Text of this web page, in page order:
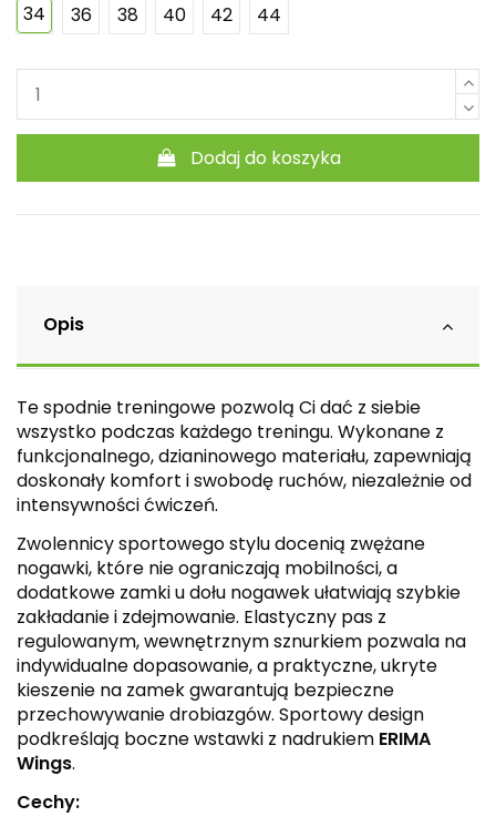
34
36 38 40 42 44
Dodaj do koszyka
Opis
Te spodnie treningowe pozwolą Ci dać z siebie
wszystko podczas każdego treningu. Wykonane z
funkcjonalnego, dzianinowego materiału, zapewniają
doskonały komfort i swobodę ruchów, niezależnie od
intensywności ćwiczeń.
Zwolennicy sportowego stylu docenią zwężane
nogawki, które nie ograniczają mobilności, a
dodatkowe zamki u dołu nogawek ułatwiają szybkie
zakładanie i zdejmowanie. Elastyczny pas z
regulowanym, wewnętrznym sznurkiem pozwala na
indywidualne dopasowanie, a praktyczne, ukryte
kieszenie na zamek gwarantują bezpieczne
przechowywanie drobiazgów. Sportowy design
podkreślają boczne wstawki z nadrukiem ERIMA
Wings.
Cechy: